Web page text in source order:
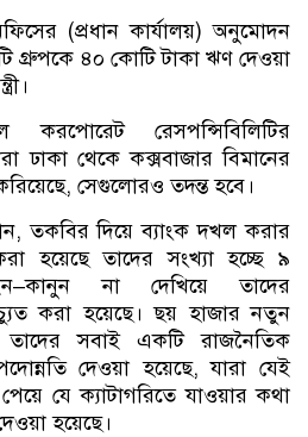
(প্রধান কার্যালয়) অনুমোদন
গ্রুপকে ৪০ কোটি টাকা ঋণ দেওয়া
রেসপন্সিবিলিটির
ঢাকা থেকে কক্সবাজার বিমানের
সেগুলোরও তদন্ত হবে।
তকবির দিয়ে ব্যাংক দখল করার
হয়েছে তাদের সংখ্যা হচ্ছে ৯
না দেখিয়ে তাদের
করা হয়েছে। ছয় হাজার নতুন
তাদের সবাই একটি রাজনৈতিক
দেওয়া হয়েছে, যারা যেই
যে ক্যাটাগরিতে যাওয়ার কথা
হয়েছে।